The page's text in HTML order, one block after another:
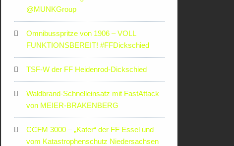
‪@MUNKGroup‬
Omnibusspritze von 1906 – VOLL
FUNKTIONSBEREIT! #FFDickschied
TSF-W der FF Heidenrod-Dickschied
Waldbrand-Schnelleinsatz mit FastAttack
von MEIER-BRAKENBERG
CCFM 3000 – „Kater“ der FF Essel und
vom Katastrophenschutz Niedersachsen